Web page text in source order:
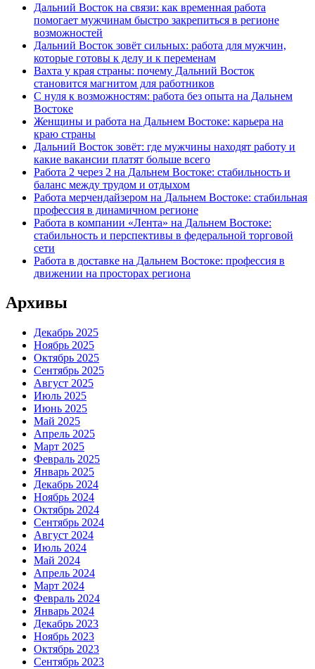
Дальний Восток на связи: как временная работа
помогает мужчинам быстро закрепиться в регионе
возможностей
Дальний Восток зовёт сильных: работа для мужчин,
которые готовы к делу и к переменам
Вахта у края страны: почему Дальний Восток
становится магнитом для работников
С нуля к возможностям: работа без опыта на Дальнем
Востоке
Женщины и работа на Дальнем Востоке: карьера на
краю страны
Дальний Восток зовёт: где мужчины находят работу и
какие вакансии платят больше всего
Работа 2 через 2 на Дальнем Востоке: стабильность и
баланс между трудом и отдыхом
Работа мерчендайзером на Дальнем Востоке: стабильная
профессия в динамичном регионе
Работа в компании «Лента» на Дальнем Востоке:
стабильность и перспективы в федеральной торговой
сети
Работа в доставке на Дальнем Востоке: профессия в
движении на просторах региона
Архивы
Декабрь 2025
Ноябрь 2025
Октябрь 2025
Сентябрь 2025
Август 2025
Июль 2025
Июнь 2025
Май 2025
Апрель 2025
Март 2025
Февраль 2025
Январь 2025
Декабрь 2024
Ноябрь 2024
Октябрь 2024
Сентябрь 2024
Август 2024
Июль 2024
Май 2024
Апрель 2024
Март 2024
Февраль 2024
Январь 2024
Декабрь 2023
Ноябрь 2023
Октябрь 2023
Сентябрь 2023